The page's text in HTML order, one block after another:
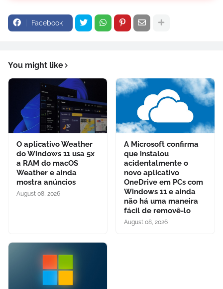
Facebook
You might like
O aplicativo Weather
do Windows 11 usa 5x
a RAM do macOS
Weather e ainda
mostra anúncios
August 08, 2026
A Microsoft confirma
que instalou
acidentalmente o
novo aplicativo
OneDrive em PCs com
Windows 11 e ainda
não há uma maneira
fácil de removê-lo
August 08, 2026